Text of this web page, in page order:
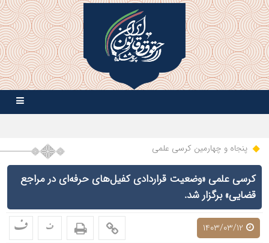
پنجاه و چهارمین کرسی علمی
کرسی علمی «وضعیت قراردادی کفیل‌های حرفه‌ای در مراجع
قضایی» برگزار شد.
ف ف